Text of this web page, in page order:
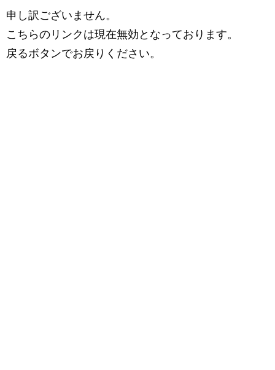
申し訳ございません。
こちらのリンクは現在無効となっております。
戻るボタンでお戻りください。